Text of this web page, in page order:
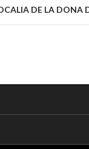
DE LA DONA